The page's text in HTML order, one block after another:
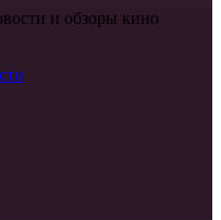
и обзоры кино